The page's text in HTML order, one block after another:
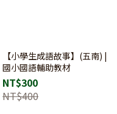
【小學生成語故事】(五南) |
國小國語輔助教材
NT$300
NT$400